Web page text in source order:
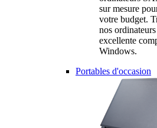
sur mesure
votre budget.
nos
excellente
Windows.
Portables d'occasion